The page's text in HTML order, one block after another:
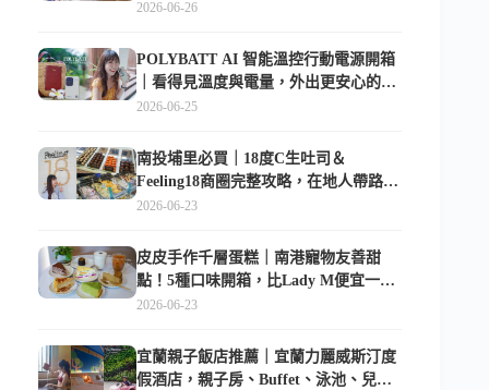
2026-06-26
POLYBATT AI 智能溫控行動電源開箱
｜看得見溫度與電量，外出更安心的
10000mAh 行動電源
2026-06-25
南投埔里必買｜18度C生吐司＆
Feeling18商圈完整攻略，在地人帶路這
樣逛
2026-06-23
皮皮手作千層蛋糕｜南港寵物友善甜
點！5種口味開箱，比Lady M便宜一半
的台北隱藏版
2026-06-23
宜蘭親子飯店推薦｜宜蘭力麗威斯汀度
假酒店，親子房、Buffet、泳池、兒童